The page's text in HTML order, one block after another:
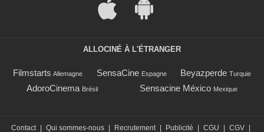
ALLOCINÉ À L'ÉTRANGER
Filmstarts Allemagne SensaCine Espagne Beyazperde Turquie
AdoroCinema Brésil Sensacine México Mexique
Contact Qui sommes-nous Recrutement Publicité CGU CGV